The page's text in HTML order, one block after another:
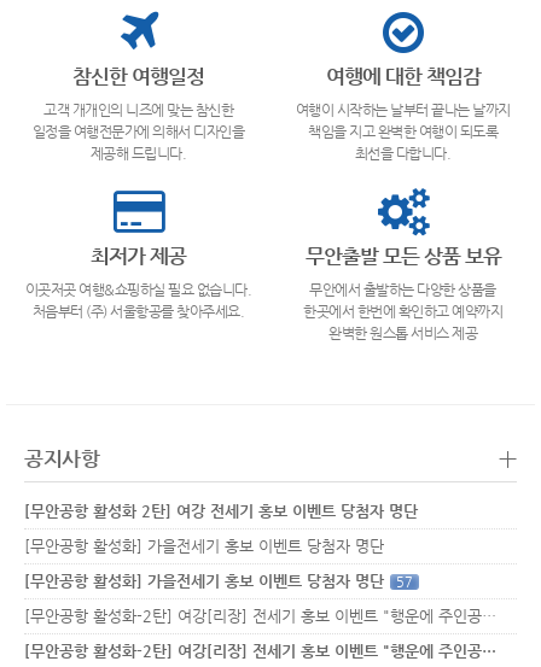
참신한 여행일정
고객 개개인의 니즈에 맞는 참신한
일정을 여행전문가에 의해서 디자인을
제공해 드립니다.
여행에 대한 책임감
여행이 시작하는 날부터 끝나는 날까지
책임을 지고 완벽한 여행이 되도록
최선을 다합니다.
최저가 제공
이곳저곳 여행&쇼핑하실 필요 없습니다.
처음부터 (주) 서울항공를 찾아주세요.
무안출발 모든 상품 보유
무안에서 출발하는 다양한 상품을
한곳에서 한번에 확인하고 예약까지
완벽한 원스톱 서비스 제공
공지사항 +
[무안공항 활성화 2탄] 여강 전세기 홍보 이벤트 당첨자 명단
[무안공항 활성화] 가을전세기 홍보 이벤트 당첨자 명단
[무안공항 활성화] 가을전세기 홍보 이벤트 당첨자 명단
57
[무안공항 활성화-2탄] 여강[리장] 전세기 홍보 이벤트 "행운에 주인공…
[무안공항 활성화-2탄] 여강[리장] 전세기 홍보 이벤트 "행운에 주인공…